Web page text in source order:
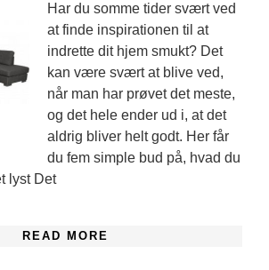
Har du somme tider svært ved
at finde inspirationen til at
indrette dit hjem smukt? Det
kan være svært at blive ved,
når man har prøvet det meste,
og det hele ender ud i, at det
aldrig bliver helt godt. Her får
du fem simple bud på, hvad du
lyst Det
READ MORE